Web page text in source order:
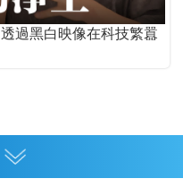
過黑白映像在科技繁囂